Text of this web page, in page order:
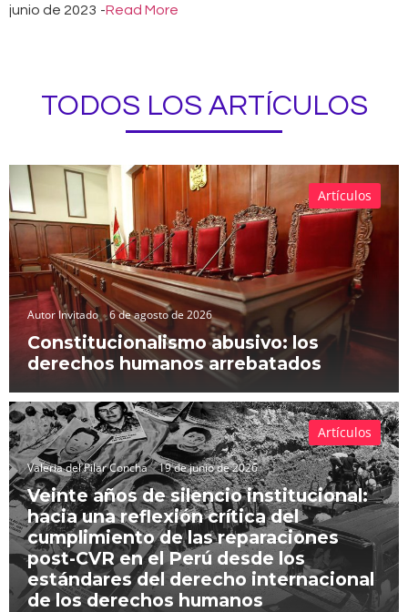
junio de 2023 -Read More
TODOS LOS ARTÍCULOS
Autor Invitado 6 de agosto de 2026
Constitucionalismo abusivo: los
derechos humanos arrebatados
Artículos
Valeria del Pilar Concha 19 de junio de 2026
Veinte años de silencio institucional:
hacia una reflexión crítica del
cumplimiento de las reparaciones
post-CVR en el Perú desde los
estándares del derecho internacional
de los derechos humanos
Artículos